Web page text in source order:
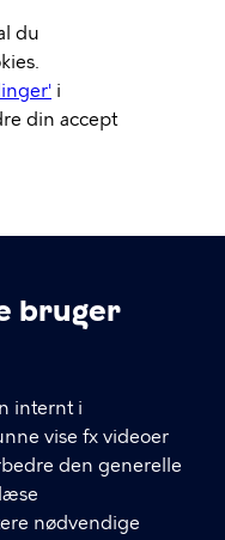
bruger
internt i
vise fx videoer
den generelle
nødvendige
du
i
din accept
– Kbh